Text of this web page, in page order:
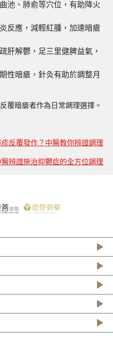
池、肺俞等穴位，有助降火
反應，減輕紅腫，加速暗瘡
肝解鬱，足三里健脾益氣，
性暗瘡，針灸有助於調整月
覆暗瘡者作為日常調理選擇。
反覆發作？中醫教你辨證調理
醫辨證施治抑鬱症的全方位調理